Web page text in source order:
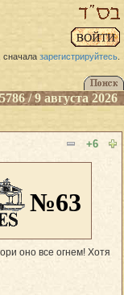
сначала зарегистрируйтесь.
/ 9 августа 2026
+6
№63
оно все огнем! Хотя